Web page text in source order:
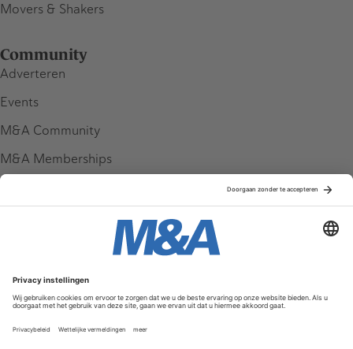
Movers & Shakers
Community
Adverteren
Events
M&A Community
M&A Memberships
Service & Contact
Contact
FAQ